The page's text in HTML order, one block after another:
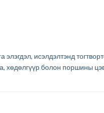
элэгдэл, исэлдэлтэнд
хөдөлгүүр болон поршины